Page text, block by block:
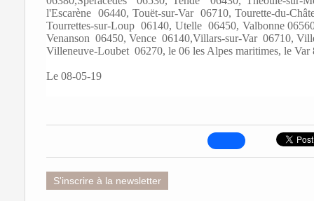
l'Escarène 06440, Touët-sur-Var 06710, Tourette-du-
Tourrettes-sur-Loup 06140, Utelle 06450, Valbonne
Venanson 06450, Vence 06140,Villars-sur-Var 06710,
Villeneuve-Loubet 06270, le 06 les Alpes maritimes, le Var
Le 08-05-19
S'inscrire à la newsletter